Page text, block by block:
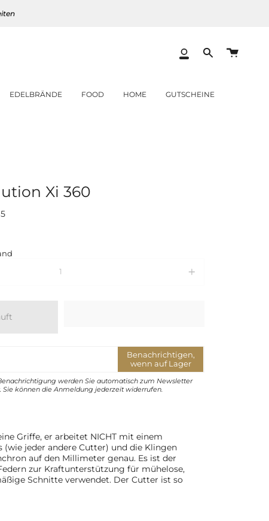
Mein
Translation
EDELBRÄNDE FOOD HOME GUTSCHEINE
Xi 360
5
Benachrichtigen,
wenn auf Lager
werden Sie automatisch zum Newsletter
Sie können die Anmeldung jederzeit widerrufen.
Griffe, er arbeitet NICHT mit einem
(wie jeder andere Cutter) und die Klingen
auf den Millimeter genau. Es ist der
zur Kraftunterstützung für mühelose,
Schnitte verwendet. Der Cutter ist so